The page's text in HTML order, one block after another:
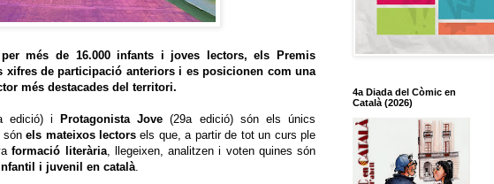
més de 16.000 infants i joves lectors, els Premis
xifres de participació anteriors i es posicionen com una
més destacades del territori.
edició) i Protagonista Jove (29a edició) són els únics
sónels mateixos lectors els que, a partir de tot un curs ple
formació literària, llegeixen, analitzen i voten quines són
i juvenil en català.
4a Diada del Còmic en
Català (2026)